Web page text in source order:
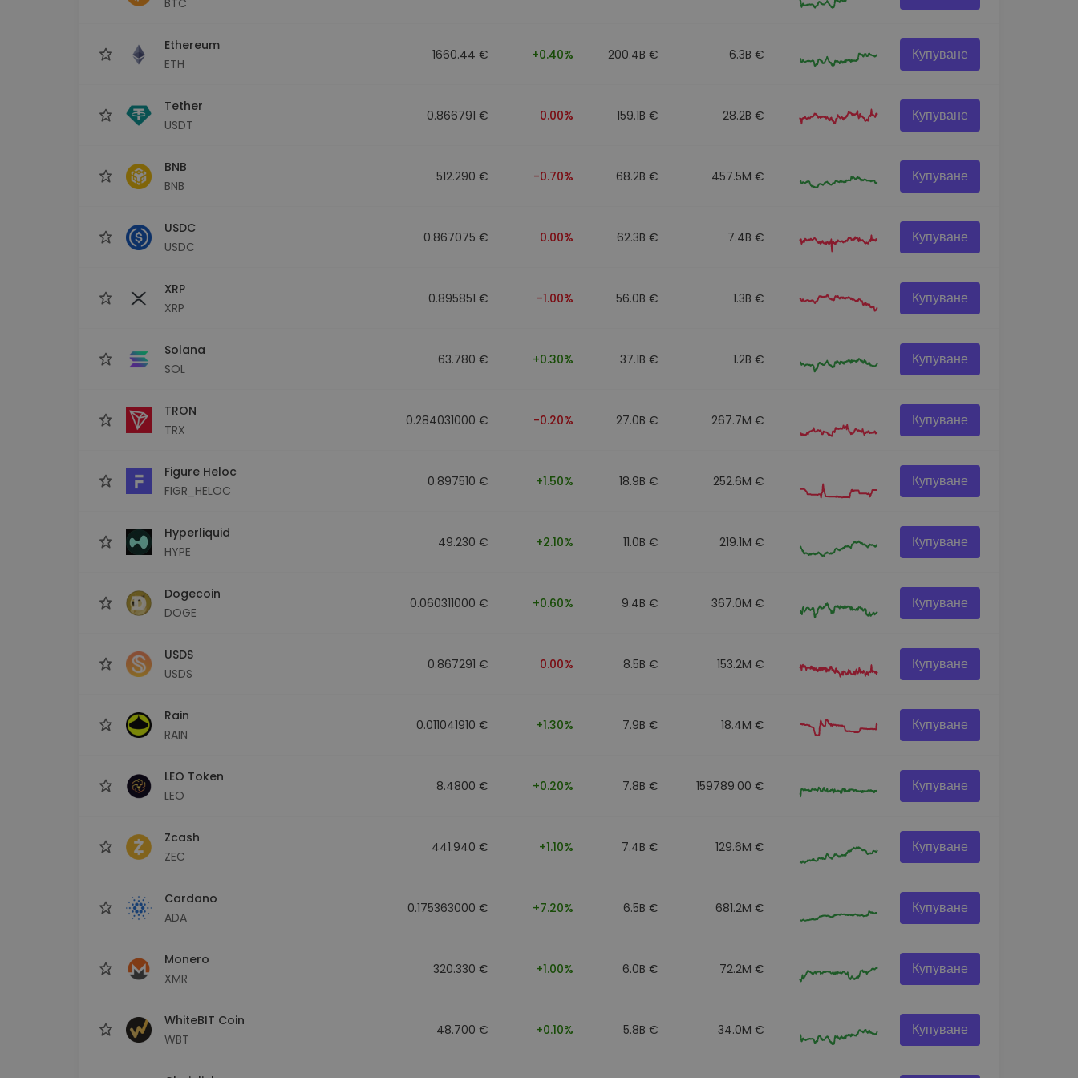
Ethereum
ETH
1660.44 € +0.40% 200.4B € 6.3B € Купуване
Tether
USDT
0.866791 € 0.00% 159.1B € 28.2B € Купуване
BNB
BNB
512.290 € -0.70% 68.2B € 457.5M € Купуване
USDC
USDC
0.867075 € 0.00% 62.3B € 7.4B € Купуване
XRP
XRP
0.895851 € -1.00% 56.0B € 1.3B € Купуване
Solana
SOL
63.780 € +0.30% 37.1B € 1.2B € Купуване
TRON
TRX
0.284031000 € -0.20% 27.0B € 267.7M € Купуване
Figure Heloc
FIGR_HELOC
0.897510 € +1.50% 18.9B € 252.6M € Купуване
Hyperliquid
HYPE
49.230 € +2.10% 11.0B € 219.1M € Купуване
Dogecoin
DOGE
0.060311000 € +0.60% 9.4B € 367.0M € Купуване
USDS
USDS
0.867291 € 0.00% 8.5B € 153.2M € Купуване
Rain
RAIN
0.011041910 € +1.30% 7.9B € 18.4M € Купуване
LEO Token
LEO
8.4800 € +0.20% 7.8B € 159789.00 € Купуване
Zcash
ZEC
441.940 € +1.10% 7.4B € 129.6M € Купуване
Cardano
ADA
0.175363000 € +7.20% 6.5B € 681.2M € Купуване
Monero
XMR
320.330 € +1.00% 6.0B € 72.2M € Купуване
WhiteBIT Coin
WBT
48.700 € +0.10% 5.8B € 34.0M € Купуване